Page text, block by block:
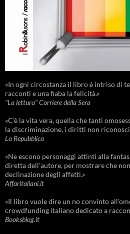
«In ogni circostanza il libro è intriso di
racconti e una fiaba la felicità.»
"La lettura" Corriere della Sera
«C’è la vita vera, quella che tanti
la discriminazione, i diritti non
La Repubblica
«Ne escono personaggi attinti alla
diretta dell’autore, per mostrare che
declinazione degli affetti.»
Affaritaliani.it
«Il libro vuole dire un no convinto
crowdfunding italiano dedicato a
Booksblog.it